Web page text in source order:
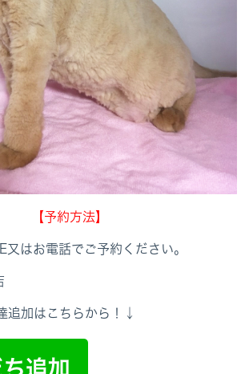
【予約方法】
又はお電話でご予約ください。
追加はこちらから！↓